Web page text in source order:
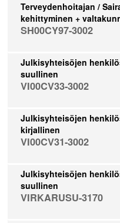
Terveydenhoitajan /
kehittyminen +
SH00CY97-3002
Julkisyhteisöjen
suullinen
VI00CV33-3002
Julkisyhteisöjen
kirjallinen
VI00CV31-3002
Julkisyhteisöjen
suullinen
VIRKARUSU-3170